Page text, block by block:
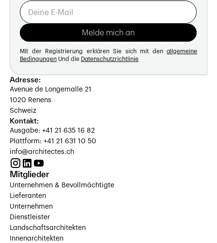
Mit der Registrierung erklären Sie sich mit den allgemeine
Bedingungen Und die Datenschutzrichtlinie
Adresse:
Avenue de Longemalle 21
1020 Renens
Schweiz
Kontakt:
Ausgabe: +41 21 635 16 82
Plattform: +41 21 631 10 50
info@architectes.ch
Mitglieder
Unternehmen & Bevollmächtigte
Lieferanten
Unternehmen
Dienstleister
Landschaftsarchitekten
Innenarchitekten